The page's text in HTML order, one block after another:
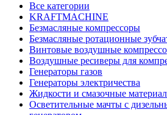
Все категории
KRAFTMACHINE
Безмасляные компрессоры
Безмасляные ротационные
Винтовые воздушные
Воздушные ресиверы для
Генераторы газов
Генераторы электричества
Жидкости и смазочные
Осветительные мачты с